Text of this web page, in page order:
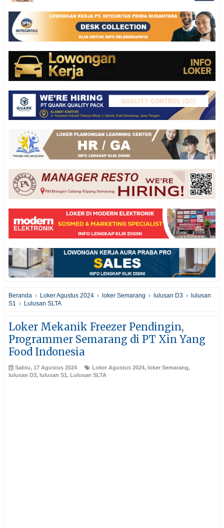
Beranda › Loker Agustus 2024 › loker Semarang › lulusan D3 ›
lulusan
S1 › Lulusan SLTA
Loker Mekanik Freezer Pendingin,
Programmer Semarang di PT Xin Yang
Food Indonesia
Sabtu, 17 Agustus 2024 Loker Agustus 2024, loker Semarang,
lulusan D3, lulusan S1 , Lulusan SLTA